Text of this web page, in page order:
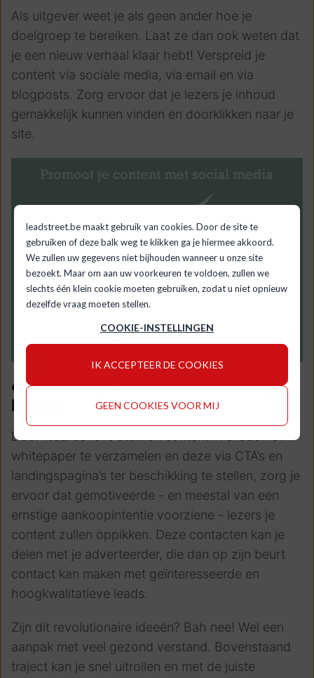
leadstreet.be maakt gebruik van cookies. Door de site te
gebruiken of deze balk weg te klikken ga je hiermee akkoord.
We zullen uw gegevens niet bijhouden wanneer u onze site
bezoekt. Maar om aan uw voorkeuren te voldoen, zullen we
slechts één klein cookie moeten gebruiken, zodat u niet opnieuw
dezelfde vraag moeten stellen.
COOKIE-INSTELLINGEN
IK ACCEPTEER DE COOKIES
GEEN COOKIES VOOR MIJ
Als uitgever weet je als geen ander hoe je
doelgroep te bereiken. Laat ze dan ook weten dat
je een nieuw verhaal klaar hebt! Verspreid je
content via sociale media, via email en via
blogposts. Zorg ervoor dat je lezers je inhoud
gemakkelijk kunnen vinden en doorklikken naar je
site.
6. Verbind je adverteerder met je
lezers
Door waardevolle stukken content in e-book of
whitepaper te verzamelen en deze via CTA’s en
landingspagina’s ter beschikking te stellen, zorg je
ervoor dat gemotiveerde - en meestal van een
ernstige aankoopintentie voorziene - lezers je
content zullen oppikken. Deze contacten kan je
delen met je adverteerder, die dan op zijn beurt
contact kan maken met geïnteresseerde en
hoogkwalitatieve leads.
Zijn dit revolutionaire ideeën? Bah nee! Wel een
aanpak met veel gezond verstand. Bovenstaand
traject kan je snel uitrollen en met de juiste